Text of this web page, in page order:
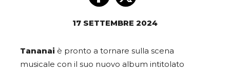
17 SETTEMBRE 2024
Tananai è pronto a tornare sulla scena
musicale con il suo nuovo album intitolato